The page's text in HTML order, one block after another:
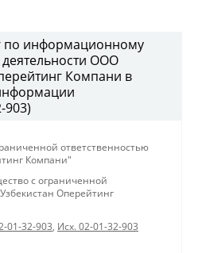
по информационному
ООО
Компани в
903)
ответственностью
Компани"
с ограниченной
Оперейтинг
01-32-903, Исх. 02-01-32-903